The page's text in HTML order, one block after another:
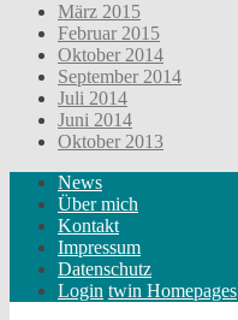
März 2015
Februar 2015
Oktober 2014
September 2014
Juli 2014
Juni 2014
Oktober 2013
News
Über mich
Kontakt
Impressum
Datenschutz
Login twin Homepages